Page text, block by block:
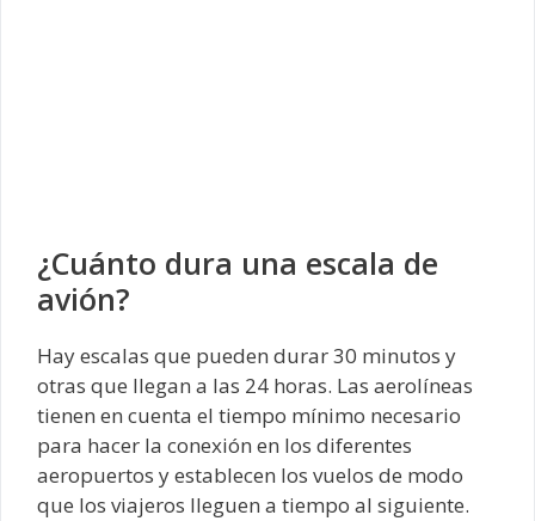
¿Cuánto dura una escala de
avión?
Hay escalas que pueden durar 30 minutos y
otras que llegan a las 24 horas. Las aerolíneas
tienen en cuenta el tiempo mínimo necesario
para hacer la conexión en los diferentes
aeropuertos y establecen los vuelos de modo
que los viajeros lleguen a tiempo al siguiente.